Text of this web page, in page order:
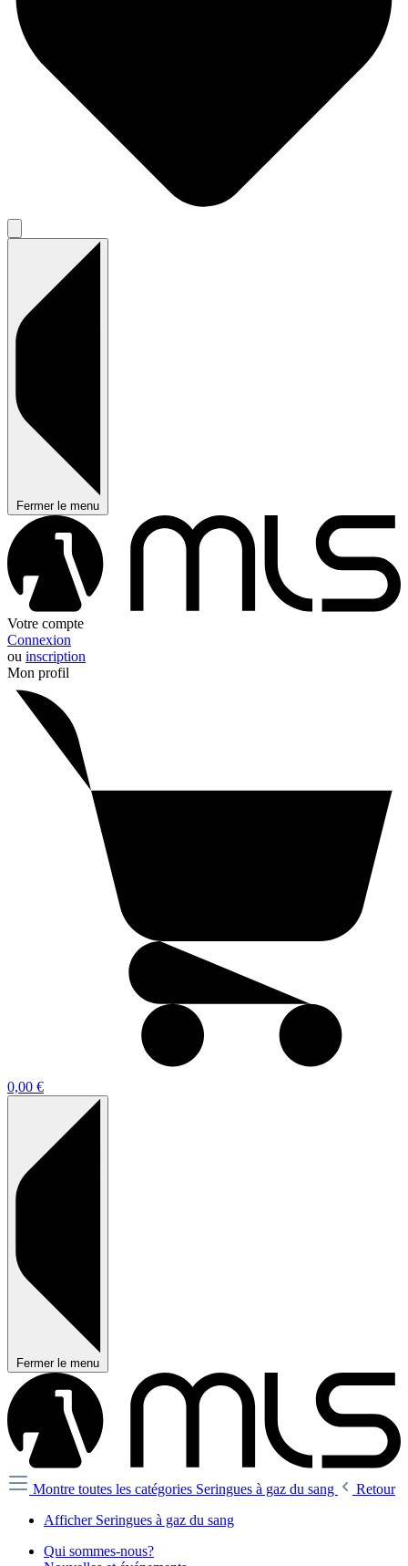
Fermer le menu
Votre compte
Connexion
ou inscription
Mon profil
0,00 €
Fermer le menu
Montre toutes les catégories Seringues à gaz du sang
Retour
Afficher Seringues à gaz du sang
Qui sommes-nous?